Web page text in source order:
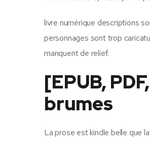
livre numérique descriptions
personnages sont trop
manquent de relief.
[EPUB,
brumes
La prose est kindle belle que